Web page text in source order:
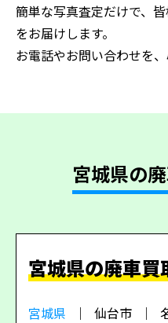
簡単な写真査定だけで、
をお届けします。
お電話やお問い合わせを
宮城県の
宮城県の廃車買
宮城県 仙台市